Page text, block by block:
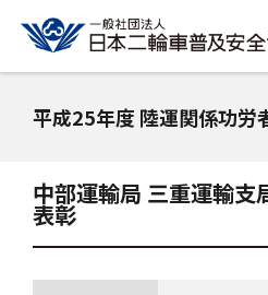
平成25年度 陸運関係功労
中部運輸局 三重運輸支
表彰